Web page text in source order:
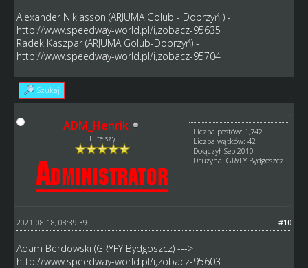
Alexander Niklasson (ARJUMA Golub - Dobrzyń ) -
http://www.speedway-world.pl/i,zobacz-95635
Radek Kaszpar (ARJUMA Golub-Dobrzyń) -
http://www.speedway-world.pl/i,zobacz-95704
Szukaj
ADM_Henrik
Tutejszy
Liczba postów: 1,742
Liczba wątków: 42
Dołączył: Sep 2010
Drużyna: GRYFY Bydgoszcz
#10
2021-08-18, 08:39:39
Adam Berdowski (GRYFY Bydgoszcz) --->
http://www.speedway-world.pl/i,zobacz-95603